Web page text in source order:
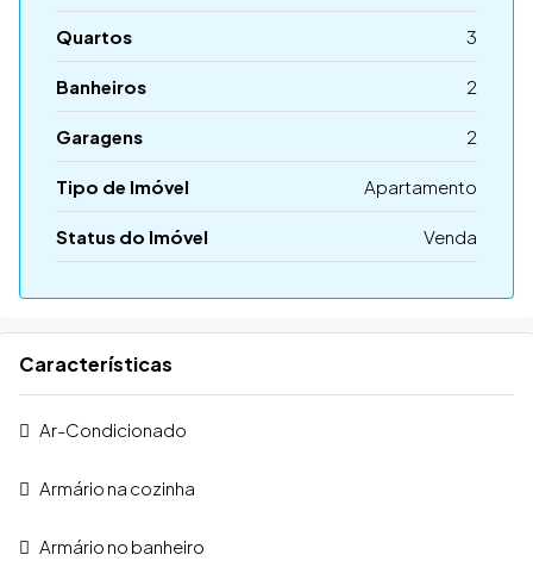
Quartos 3
Banheiros 2
Garagens 2
Tipo de Imóvel Apartamento
Status do Imóvel Venda
Características
Ar-Condicionado
Armário na cozinha
Armário no banheiro